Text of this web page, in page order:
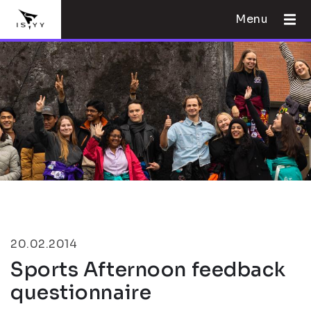
Menu
20.02.2014
Sports Afternoon feedback
questionnaire